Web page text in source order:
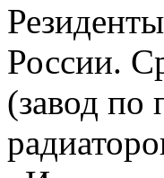
России.
(завод по